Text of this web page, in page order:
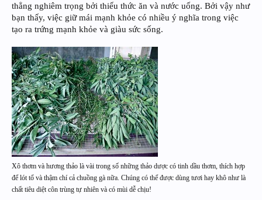
thẳng nghiêm trọng bởi thiếu thức ăn và nước uống. Bởi vậy như
bạn thấy, việc giữ mái mạnh khỏe có nhiều ý nghĩa trong việc
tạo ra trứng mạnh khỏe và giàu sức sống.
Xô thơm và hương thảo là vài trong số những thảo dược có tinh dầu thơm, thích hợp
để lót tổ và thậm chí cả chuồng gà nữa. Chúng có thể được dùng tươi hay khô như là
chất tiêu diệt côn trùng tự nhiên và có mùi dễ chịu!